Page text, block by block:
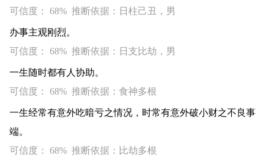
可信度： 68% 推断依据：日柱己丑，男
办事主观刚烈。
可信度： 68% 推断依据：日支比劫，男
一生随时都有人协助。
可信度： 68% 推断依据：食神多根
一生经常有意外吃暗亏之情况，时常有意外破小财之不良事
端。
可信度： 68% 推断依据：比劫多根